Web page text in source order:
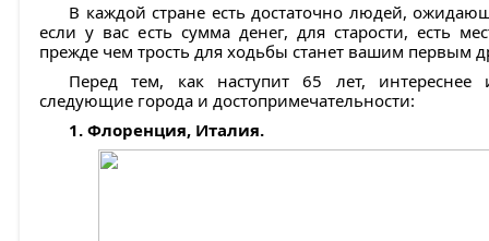
В каждой стране есть достаточно людей,
если у вас есть сумма денег, для старости, есть
прежде чем трость для ходьбы станет вашим первым
Перед тем, как наступит 65 лет, интереснее
следующие города и достопримечательности:
1. Флоренция, Италия.